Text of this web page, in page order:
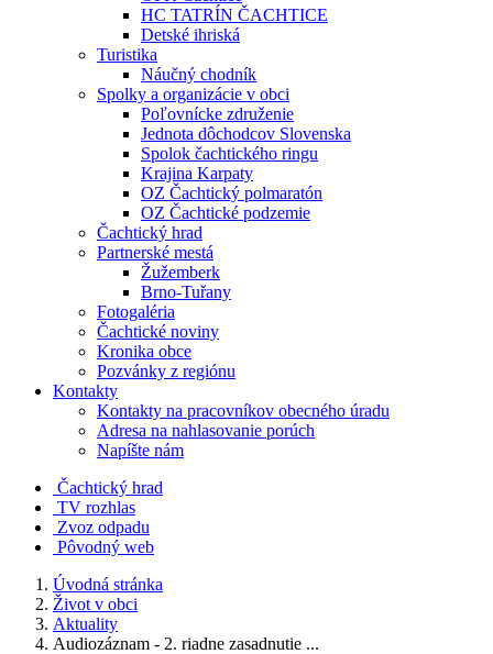
HC TATRÍN ČACHTICE
Detské ihriská
Turistika
Náučný chodník
Spolky a organizácie v obci
Poľovnícke združenie
Jednota dôchodcov Slovenska
Spolok čachtického ringu
Krajina Karpaty
OZ Čachtický polmaratón
OZ Čachtické podzemie
Čachtický hrad
Partnerské mestá
Žužemberk
Brno-Tuřany
Fotogaléria
Čachtické noviny
Kronika obce
Pozvánky z regiónu
Kontakty
Kontakty na pracovníkov obecného úradu
Adresa na nahlasovanie porúch
Napíšte nám
Čachtický hrad
TV rozhlas
Zvoz odpadu
Pôvodný web
Úvodná stránka
Život v obci
Aktuality
Audiozáznam - 2. riadne zasadnutie ...